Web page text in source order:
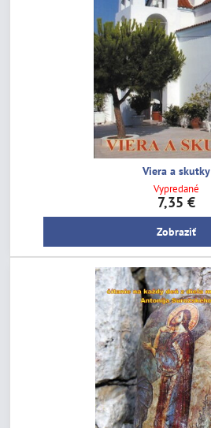
Viera a skutky
Vypredané
7,35 €
Zobraziť